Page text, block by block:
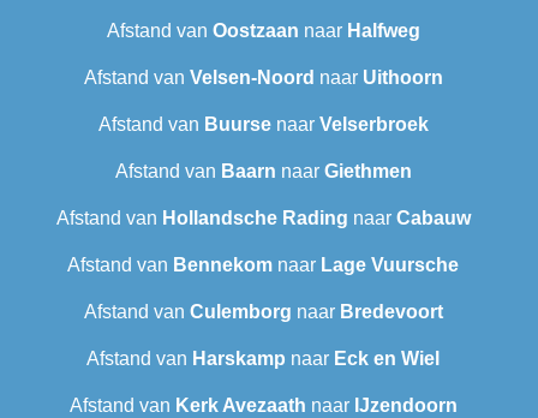
Afstand van Oostzaan naar Halfweg
Afstand van Velsen-Noord naar Uithoorn
Afstand van Buursenaar Velserbroek
Afstand van Baarn naar Giethmen
Afstand van Hollandsche Rading naar Cabauw
Afstand van Bennekom naar Lage Vuursche
Afstand van Culemborg naar Bredevoort
Afstand van Harskamp naar Eck en Wiel
Afstand van Kerk Avezaath naar IJzendoorn